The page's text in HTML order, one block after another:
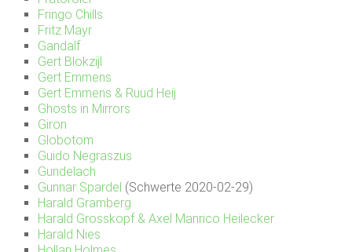
Fringo Chills
Fritz Mayr
Gandalf
Gert Blokzijl
Gert Emmens
Gert Emmens & Ruud Heij
Ghosts in Mirrors
Giron
Globotom
Guido Negraszus
Gundelach
Gunnar Spardel (Schwerte 2020-02-29)
Harald Gramberg
Harald Grosskopf & Axel Manrico Heilecker
Harald Nies